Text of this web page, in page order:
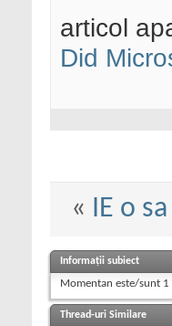
articol
Did
« IE o
Informații subiect
Momentan este/sunt
Thread-uri Similare